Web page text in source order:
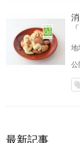
地
公
最新記事